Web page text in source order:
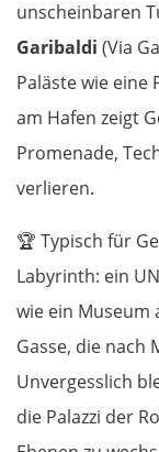
unscheinbaren
Garibaldi (Via
Paläste wie eine
am Hafen zeigt
Promenade,
verlieren.
🏆 Typisch für
Labyrinth: ein
wie ein Museum
Gasse, die nach
Unvergesslich
die Palazzi der